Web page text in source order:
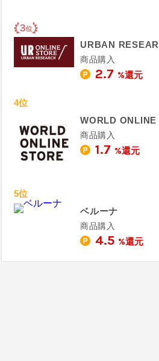
商品購入
2.7 %還元
4位
商品購入
1.7 %還元
5位
ベルーナ
商品購入
4.5 %還元